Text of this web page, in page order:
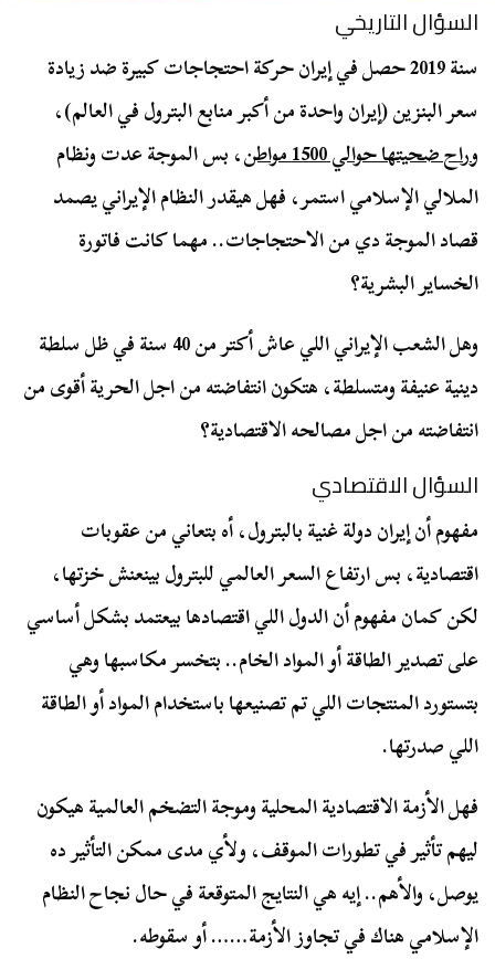
السؤال التاريخي
سنة 2019 حصل في إيران حركة احتجاجات كبيرة ضد زيادة
سعر البنزين (إيران واحدة من أكبر منابع البترول في العالم)،
وراح ضحيتها حوالي 1500 مواطن
، بس الموجة عدت ونظام
الملالي الإسلامي استمر، فهل هيقدر النظام الإيراني يصمد
قصاد الموجة دي من الاحتجاجات.. مهما كانت فاتورة
الخساير البشرية؟
وهل الشعب الإيراني اللي عاش أكتر من 40 سنة في ظل سلطة
دينية عنيفة ومتسلطة، هتكون انتفاضته من اجل الحرية أقوى من
انتفاضته من اجل مصالحه الاقتصادية؟
السؤال الاقتصادي
مفهوم أن إيران دولة غنية بالبترول، أه بتعاني من عقوبات
اقتصادية، بس ارتفاع السعر العالمي للبترول بينعنش خزتها،
لكن كمان مفهوم أن الدول اللي اقتصادها بيعتمد بشكل أساسي
على تصدير الطاقة أو المواد الخام.. بتخسر مكاسبها وهي
بتستورد المنتجات اللي تم تصنيعها باستخدام المواد أو الطاقة
اللي صدرتها.
فهل الأزمة الاقتصادية المحلية وموجة التضخم العالمية هيكون
ليهم تأثير في تطورات الموقف، ولأي مدى ممكن التأثير ده
يوصل، والأهم.. إيه هي النتايج المتوقعة في حال نجاح النظام
الإسلامي هناك في تجاوز الأزمة…… أو سقوطه.